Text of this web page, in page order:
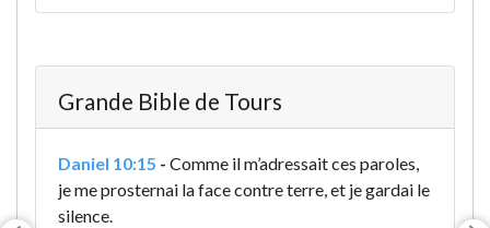
Grande Bible de Tours
Daniel 10:15 - Comme il m’adressait ces paroles,
je me prosternai la face contre terre, et je gardai le
silence.